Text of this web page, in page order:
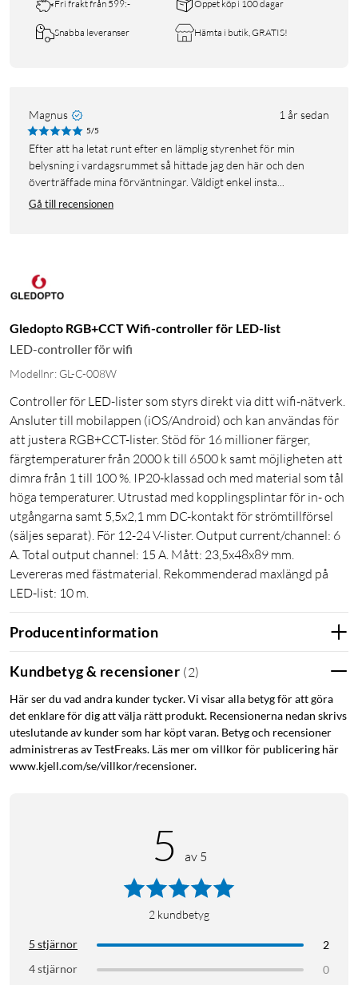
Fri frakt från 599:- Öppet köp i 100 dagar
Snabba leveranser Hämta i butik, GRATIS!
Magnus 1 år sedan
5/5
Efter att ha letat runt efter en lämplig styrenhet för min
belysning i vardagsrummet så hittade jag den här och den
överträffade mina förväntningar. Väldigt enkel insta...
Gå till recensionen
Gledopto RGB+CCT Wifi-controller för LED-list
LED-controller för wifi
Modellnr: GL-C-008W
Controller för LED-lister som styrs direkt via ditt wifi-nätverk.
Ansluter till mobilappen (iOS/Android) och kan användas för
att justera RGB+CCT-lister. Stöd för 16 millioner färger,
färgtemperaturer från 2000 k till 6500 k samt möjligheten att
dimra från 1 till 100 %. IP20-klassad och med material som tål
höga temperaturer. Utrustad med kopplingsplintar för in- och
utgångarna samt 5,5x2,1 mm DC-kontakt för strömtillförsel
(säljes separat). För 12-24 V-lister. Output current/channel: 6
A. Total output channel: 15 A. Mått: 23,5x48x89 mm.
Levereras med fästmaterial. Rekommenderad maxlängd på
LED-list: 10 m.
Producentinformation
Kundbetyg & recensioner (2)
Här ser du vad andra kunder tycker. Vi visar alla betyg för att göra
det enklare för dig att välja rätt produkt. Recensionerna nedan skrivs
uteslutande av kunder som har köpt varan. Betyg och recensioner
administreras av TestFreaks. Läs mer om villkor för publicering här
www.kjell.com/se/villkor/recensioner.
5 av 5
2 kundbetyg
5 stjärnor
2
4 stjärnor
0